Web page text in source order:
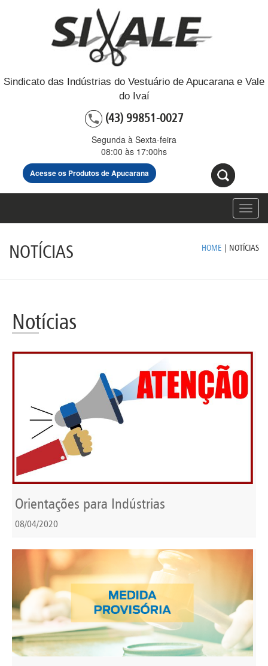
Sindicato das Indústrias do Vestuário de Apucarana e Vale
do Ivaí
(43) 99851-0027
Segunda à Sexta-feira
08:00 às 17:00hs
Acesse os Produtos de Apucarana
NOTÍCIAS HOME | NOTÍCIAS
Notícias
Orientações para Indústrias
08/04/2020